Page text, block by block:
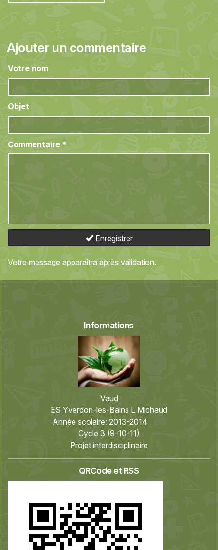
Ajouter un commentaire
Votre nom
Objet
Commentaire*
Enregistrer
Votre message apparaîtra après validation.
Informations
Vaud
ES Yverdon-les-Bains L Michaud
Année scolaire:2013-2014
Cycle 3 (9-10-11)
Projet interdisciplinaire
QRCode et RSS